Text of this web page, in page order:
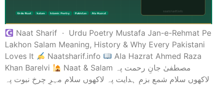
Naat Sharif · Urdu Poetry Mustafa Jan-e-Rehmat Pe
Lakhon Salam Meaning, History & Why Every Pakistani
Loves It
Naatsharif.info
Ala Hazrat Ahmed Raza
Khan Barelvi
Naat & Salam مصطفیٰ جانِ رحمت پہ
لاکھوں سلام شمعِ بزمِ ہدایت پہ لاکھوں سلام مہرِ چرخِ نبوت پہ